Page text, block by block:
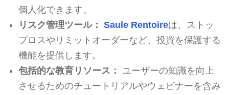
個人化できます。
リスク管理ツール： Saule Rentoireは、ストッ
プロスやリミットオーダーなど、投資を保護する
機能を提供します。
包括的な教育リソース：
ユーザーの知識を向上
させるためのチュートリアルやウェビナーを含み